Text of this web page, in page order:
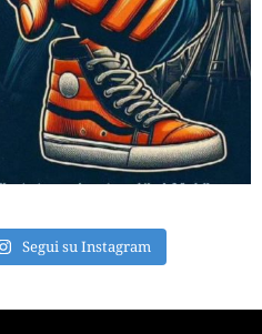
Segui su Instagram